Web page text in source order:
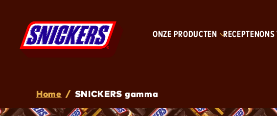
ONZE PRODUCTEN RECEPTEN
Breadcrumb
Home / SNICKERS gamma